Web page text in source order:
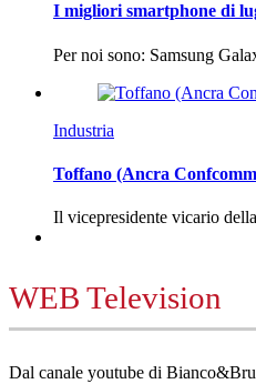
I migliori smartphone di
Per noi sono: Samsung
Industria
Toffano (Ancra
Il vicepresidente vicario
WEB Television
Dal canale youtube di